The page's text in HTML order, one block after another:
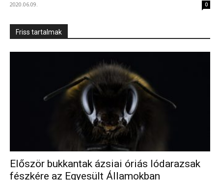
2020.06.09. 0
Friss tartalmak
Először bukkantak ázsiai óriás lódarazsak
fészkére az Egyesült Államokban